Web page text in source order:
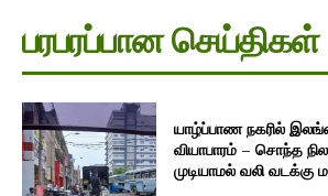
பரபரப்பான செய்திகள்
யாழ்ப்பாண நகரில்
வியாபாரம் – சொந்த
முடியாமல் வலி